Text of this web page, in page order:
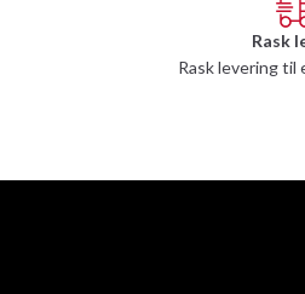
Rask
Rask levering